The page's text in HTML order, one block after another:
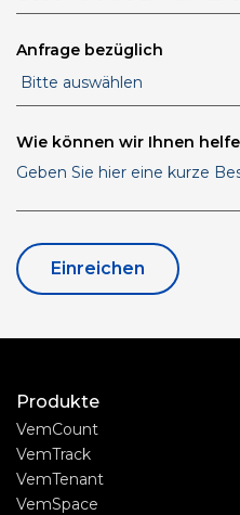
Anfrage bezüglich
Wie können wir Ihnen
Produkte
VemCount
VemTrack
VemTenant
VemSpace